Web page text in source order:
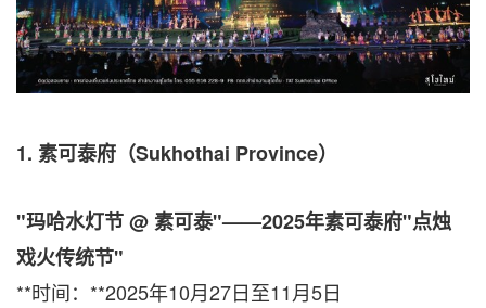
1. 素可泰府（Sukhothai Province）
"玛哈水灯节@素可泰"——2025年素可泰府"点烛
戏火传统节"
**时间：**2025年10月27日至11月5日